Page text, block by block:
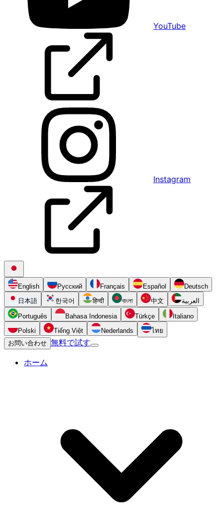
YouTube
Instagram
English Русский Français Español
Deutsch
日本語
한국어 हिन्दी বাংলা 中文 العربية
Português Bahasa Indonesia Türkçe
Italiano
Polski
Tiếng Việt Nederlands
ไทย
お問い合わせ 無料で試す
ホーム